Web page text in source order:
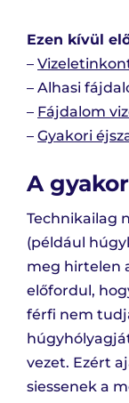
Ezen kívül
–
– Alhasi
– Fájdalom
– Gyakori
A
Technikailag
(például
meg hirtelen
előfordul,
férfi nem
vezet. Ezért
siessenek a